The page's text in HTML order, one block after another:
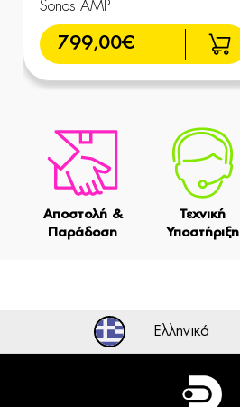
Sonos AMP
799,00€
Αποστολή &
Παράδοση
Τεχνική
Υποστήριξη
Ελληνικά
Ελληνικά